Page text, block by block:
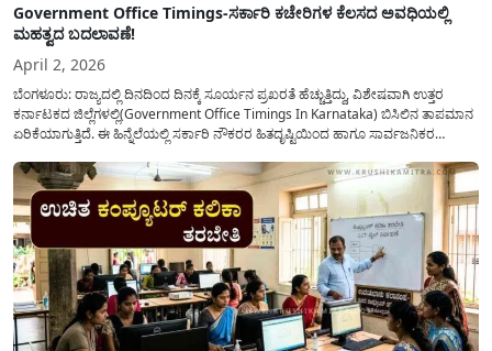
Government Office Timings-ಸರ್ಕಾರಿ ಕಚೇರಿಗಳ ಕೆಲಸದ ಅವಧಿಯಲ್ಲಿ
ಮಹತ್ವದ ಬದಲಾವಣೆ!
April 2, 2026
ಬೆಂಗಳೂರು: ರಾಜ್ಯದಲ್ಲಿ ದಿನದಿಂದ ದಿನಕ್ಕೆ ಸೂರ್ಯನ ಪ್ರಖರತೆ ಹೆಚ್ಚುತ್ತಿದ್ದು, ವಿಶೇಷವಾಗಿ ಉತ್ತರ
ಕರ್ನಾಟಕದ ಜಿಲ್ಲೆಗಳಲ್ಲಿ(Government Office Timings In Karnataka) ಬಿಸಿಲಿನ ತಾಪಮಾನ
ಏರಿಕೆಯಾಗುತ್ತಿದೆ. ಈ ಹಿನ್ನೆಲೆಯಲ್ಲಿ ಸರ್ಕಾರಿ ನೌಕರರ ಹಿತದೃಷ್ಟಿಯಿಂದ ಹಾಗೂ ಸಾರ್ವಜನಿಕರ
ಮತ್ತು ಕಲ್ಯಾಣ ಕರ್ನಾಟಕದ ಒಟ್ಟು 9 ಜಿಲ್ಲೆಗಳಲ್ಲಿ ಏಪ್ರಿಲ್...